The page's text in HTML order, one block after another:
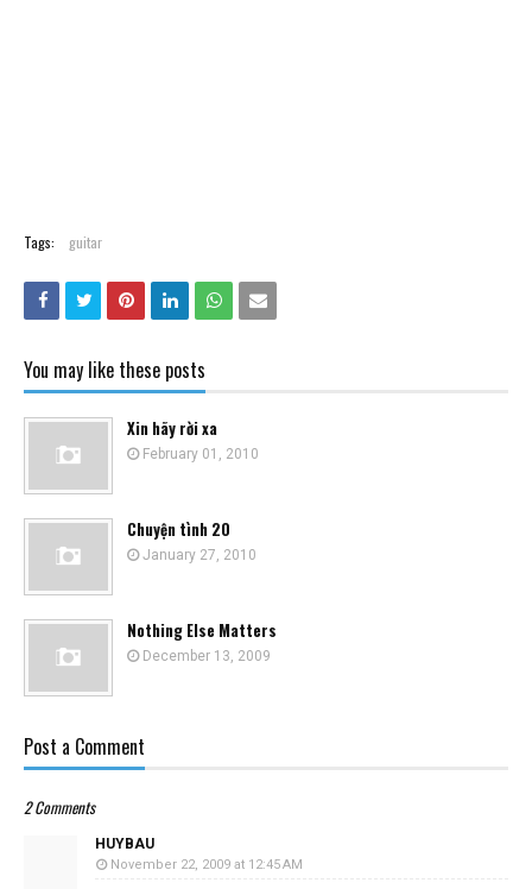
Tags: guitar
You may like these posts
Xin hãy rời xa
February 01, 2010
Chuyện tình 20
January 27, 2010
Nothing Else Matters
December 13, 2009
Post a Comment
2 Comments
HUYBAU
November 22, 2009 at 12:45 AM